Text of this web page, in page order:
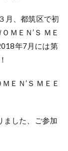
月、都筑区で初
ＭＥＮ’Ｓ ＭＥ
年7月には第
ＥＮ’Ｓ ＭＥＥ
ました、ご参加